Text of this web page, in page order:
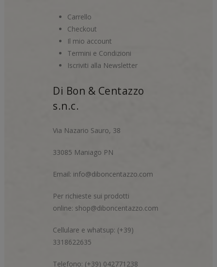
Carrello
Checkout
Il mio account
Termini e Condizioni
Iscriviti alla Newsletter
Di Bon & Centazzo
s.n.c.
Via Nazario Sauro, 38
33085 Maniago PN
Email: info@diboncentazzo.com
Per richieste sui prodotti
online: shop@diboncentazzo.com
Cellulare e whatsup: (+39)
3318622635
Telefono: (+39) 042771238